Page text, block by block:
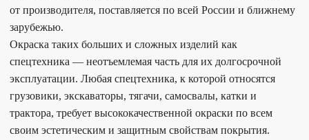
от производителя, поставляется по всей России и ближнему
зарубежью.
Окраска таких больших и сложных изделий как
спецтехника — неотъемлемая часть для их долгосрочной
эксплуатации. Любая спецтехника, к которой относятся
грузовики, экскаваторы, тягачи, самосвалы, катки и
трактора, требует высококачественной окраски по всем
своим эстетическим и защитным свойствам покрытия.